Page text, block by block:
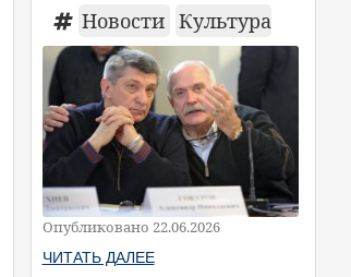
Новости Культура
Опубликовано 22.06.2026
ЧИТАТЬ ДАЛЕЕ